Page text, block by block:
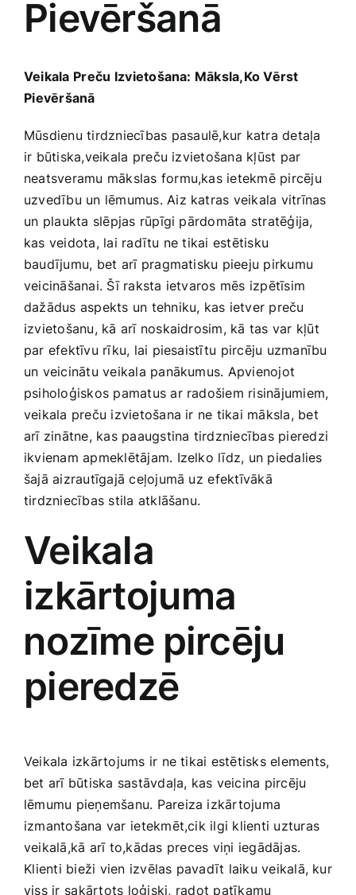
Medicīnas preces
Pārtikas preces
Preces birojam
Preces pieaugušajiem
Rotaļlietas, bērnu preces
Smaržas, kosmētika
Sports, tūrisms un atpūta
TV un Sadzīves tehnika
Zoo preces
Pievēršanā
Veikala ⁤Preču ⁣Izvietošana:​ Māksla,Ko ‍Vērst
⁢Pievēršanā
Mūsdienu tirdzniecības⁢ pasaulē,kur katra detaļa
ir būtiska,veikala⁤ preču izvietošana kļūst par ​
neatsveramu mākslas formu,kas ietekmē pircēju
uzvedību ‌un lēmumus.​ Aiz katras veikala‍ vitrīnas
un⁢ plaukta slēpjas rūpīgi pārdomāta stratēģija,
kas veidota, lai radītu ne tikai estētisku
baudījumu, bet ⁤arī pragmatisku pieeju​ pirkumu
veicināšanai. Šī raksta ietvaros mēs izpētīsim
dažādus aspekts un tehniku, kas ietver preču
izvietošanu, kā ‌arī noskaidrosim, ‌kā tas var kļūt
par efektīvu rīku, lai piesaistītu ⁣pircēju uzmanību
un​ veicinātu veikala panākumus. Apvienojot
psiholoģiskos pamatus ar radošiem‌ risinājumiem,
veikala‌ preču izvietošana ir ne tikai māksla, bet
arī ​zinātne, kas paaugstina tirdzniecības pieredzi
ikvienam apmeklētājam. Izelko līdz, ‍un piedalies
šajā aizrautīgajā​ ceļojumā uz ⁣efektīvākā‌
tirdzniecības stila atklāšanu.
Veikala
izkārtojuma
⁢nozīme ⁣pircēju
pieredzē
Veikala izkārtojums ir ne tikai ‍estētisks​ elements,
bet arī būtiska sastāvdaļa, kas ‍veicina ‌pircēju
lēmumu pieņemšanu. Pareiza izkārtojuma
izmantošana var ⁢ietekmēt,cik ilgi klienti uzturas
‍veikalā,kā arī to,kādas ⁢preces viņi iegādājas.
⁣Klienti bieži vien izvēlas pavadīt laiku veikalā, kur
viss ir ⁢sakārtots loģiski,⁢ radot patīkamu